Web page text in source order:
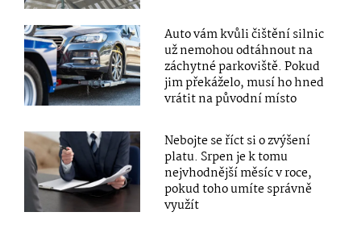
Auto vám kvůli čištění silnic
už nemohou odtáhnout na
záchytné parkoviště. Pokud
jim překáželo, musí ho hned
vrátit na původní místo
Nebojte se říct si o zvýšení
platu. Srpen je k tomu
nejvhodnější měsíc v roce,
pokud toho umíte správně
využít